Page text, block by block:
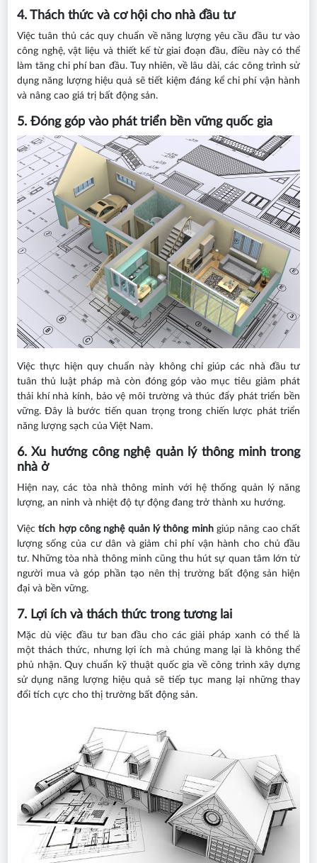
4. Thách thức và cơ hội cho nhà đầu tư
Việc tuân thủ các quy chuẩn về năng lượng yêu cầu đầu tư vào
công nghệ, vật liệu và thiết kế từ giai đoạn đầu, điều này có thể
làm tăng chi phí ban đầu. Tuy nhiên, về lâu dài, các công trình sử
dụng năng lượng hiệu quả sẽ tiết kiệm đáng kể chi phí vận hành
và nâng cao giá trị bất động sản.
5. Đóng góp vào phát triển bền vững quốc gia
Việc thực hiện quy chuẩn này không chỉ giúp các nhà đầu tư
tuân thủ luật pháp mà còn đóng góp vào mục tiêu giảm phát
thải khí nhà kính, bảo vệ môi trường và thúc đẩy phát triển bền
vững. Đây là bước tiến quan trọng trong chiến lược phát triển
năng lượng sạch của Việt Nam.
6. Xu hướng công nghệ quản lý thông minh trong
nhà ở
Hiện nay, các tòa nhà thông minh với hệ thống quản lý năng
lượng, an ninh và nhiệt độ tự động đang trở thành xu hướng.
Việc tích hợp công nghệ quản lý thông minhgiúp nâng cao chất
lượng sống của cư dân và giảm chi phí vận hành cho chủ đầu
tư. Những tòa nhà thông minh cũng thu hút sự quan tâm lớn từ
người mua và góp phần tạo nên thị trường bất động sản hiện
đại và bền vững.
7. Lợi ích và thách thức trong tương lai
Mặc dù việc đầu tư ban đầu cho các giải pháp xanh có thể là
một thách thức, nhưng lợi ích mà chúng mang lại là không thể
phủ nhận. Quy chuẩn kỹ thuật quốc gia về công trình xây dựng
sử dụng năng lượng hiệu quả sẽ tiếp tục mang lại những thay
đổi tích cực cho thị trường bất động sản.